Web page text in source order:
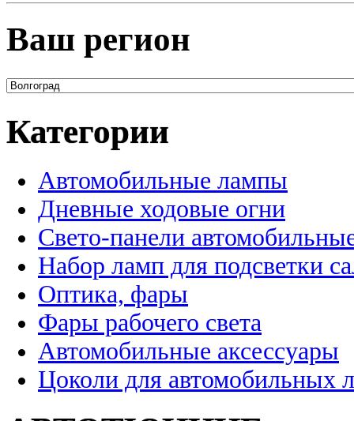
Ваш регион
Категории
Автомобильные лампы
Дневные ходовые огни
Свето-панели
Набор ламп для подсветки
Оптика, фары
Фары рабочего света
Автомобильные аксессуары
Цоколи для автомобильных